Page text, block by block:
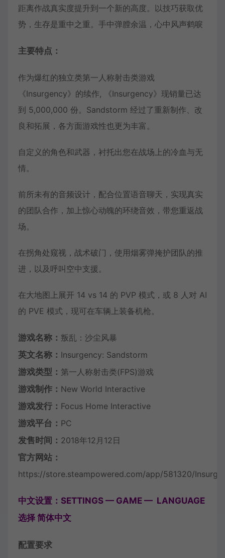
距离作战真实度提升到一个新的高度。以技巧获取优
势，生存是重中之重。手中弹膛余温，心中风声鹤唳
主要特点：
作为爆红的独立类第一人称射击类游戏
《Insurgency》的续作, 《Insurgency》现销量已达
到 5,000,000 份。Sandstorm 经过了重新制作、改
良和拓展，各方面游戏性也更为丰富。
自定义的角色和武器，衬托出您在战场上的冷血与无
情。
前所未有的音频设计，配合位置语音聊天，实现真实
的团队合作，加上惊心动魄的环绕音效，带您重返战
场。
在拐角处窥视，战术破门，使用烟雾弹掩护团队的推
进，以及呼叫空中支援。
在大地图上展开 14 vs 14 的 PVP 模式，或 8 人对 AI
的 PVE 模式，现可在车辆上装备机枪。
游戏名称： 叛乱：沙尘风暴
英文名称： Insurgency: Sandstorm
游戏类型： 第一人称射击类(FPS)游戏
游戏制作： New World Interactive
游戏发行： Focus Home Interactive
游戏平台： PC
发售时间： 2018年12月12日
官方网站：
https://store.steampowered.com/app/581320/
中文设置：SETTINGS — GAME — LANGUAGE
选择 简体中文
配置要求